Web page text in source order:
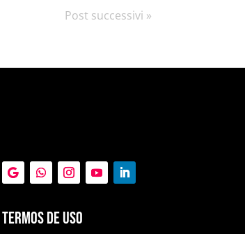
Post successivi »
Termos de Uso